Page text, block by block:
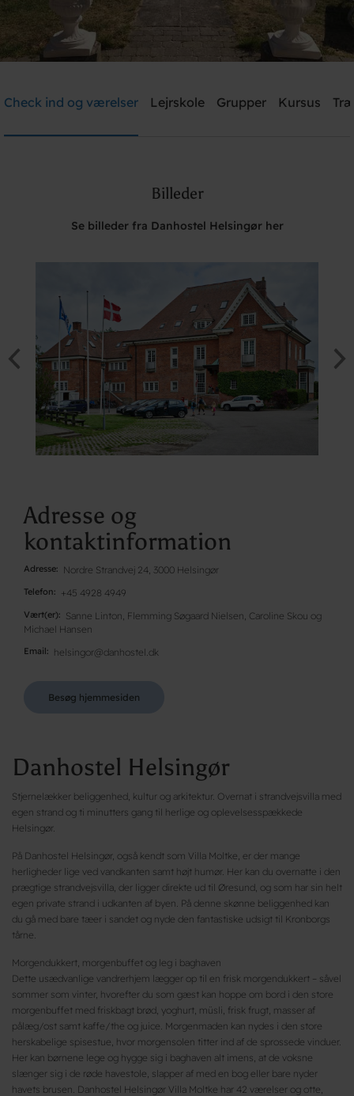
Brug for hjælp? Ring+45 4928 4949
Check ind og værelser Lejrskole Grupper Kursus
Billeder
Se billeder fra Danhostel Helsingør her
Adresse og
kontaktinformation
Adresse Nordre Strandvej 24, 3000 Helsingør
Telefon +45 4928 4949
Vært(er)
Sanne Linton, Flemming Søgaard Nielsen, Caroline Skou og
Michael Hansen
Email helsingor@danhostel.dk
Besøg hjemmesiden
Danhostel Helsingør
Stjernelækker beliggenhed, kultur og arkitektur. Overnat i strandvejsvilla med
egen strand og ti minutters gang til herlige og oplevelsesspækkede
Helsingør.
På Danhostel Helsingør, også kendt som Villa Moltke, er der mange
herligheder lige ved vandkanten samt højt humør. Her kan du overnatte i den
prægtige strandvejsvilla, der ligger direkte ud til Øresund, og som har sin helt
egen private strand i udkanten af byen. På denne skønne beliggenhed kan
du gå med bare tæer i sandet og nyde den fantastiske udsigt til Kronborgs
tårne.
Morgendukkert, morgenbuffet og leg i baghaven
Dette usædvanlige vandrerhjem lægger op til en frisk morgendukkert – såvel
sommer som vinter, hvorefter du som gæst kan hoppe om bord i den store
morgenbuffet med friskbagt brød, yoghurt, müsli, frisk frugt, masser af
pålæg/ost samt kaffe/the og juice. Morgenmaden kan nydes i den store
herskabelige spisestue, hvor morgensolen titter ind af de sprossede vinduer.
Her kan børnene lege og hygge sig i baghaven alt imens, at de voksne
slænger sig i de røde havestole, slapper af med en bog eller bare nyder
havets brusen. Danhostel Helsingør Villa Moltke har 42 værelser og otte,